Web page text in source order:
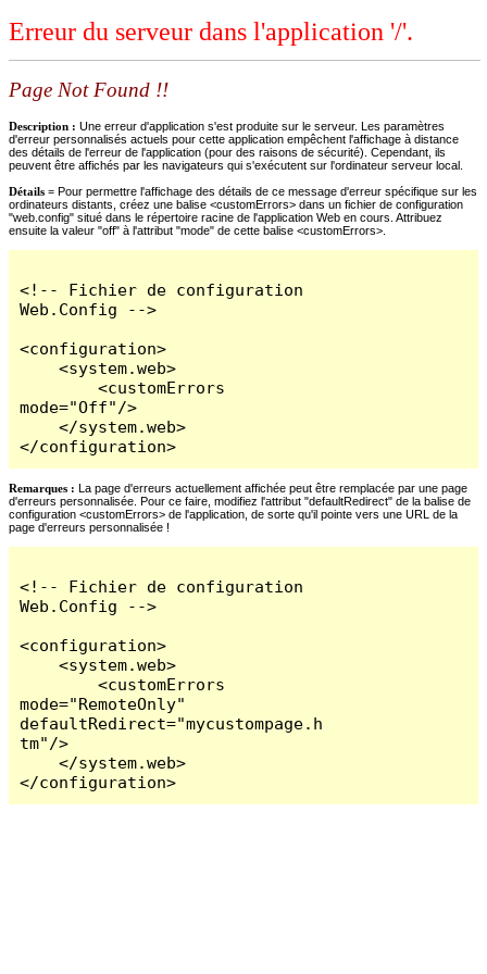
Erreur du serveur dans l'application '/'.
Page Not Found !!
Description : Une erreur d'application s'est produite sur le serveur. Les paramètres
d'erreur personnalisés actuels pour cette application empêchent l'affichage à distance
des détails de l'erreur de l'application (pour des raisons de sécurité). Cependant, ils
peuvent être affichés par les navigateurs qui s'exécutent sur l'ordinateur serveur local.
Détails = Pour permettre l'affichage des détails de ce message d'erreur spécifique sur les
ordinateurs distants, créez une balise <customErrors> dans un fichier de configuration
"web.config" situé dans le répertoire racine de l'application Web en cours. Attribuez
ensuite la valeur "off" à l'attribut "mode" de cette balise <customErrors>.
<!-- Fichier de configuration
Web.Config -->
<configuration>
    <system.web>
        <customErrors
mode="Off"/>
    </system.web>
</configuration>
Remarques : La page d'erreurs actuellement affichée peut être remplacée par une page
d'erreurs personnalisée. Pour ce faire, modifiez l'attribut "defaultRedirect" de la balise de
configuration <customErrors> de l'application, de sorte qu'il pointe vers une URL de la
page d'erreurs personnalisée !
<!-- Fichier de configuration
Web.Config -->
<configuration>
    <system.web>
        <customErrors
mode="RemoteOnly"
defaultRedirect="mycustompage.h
tm"/>
    </system.web>
</configuration>